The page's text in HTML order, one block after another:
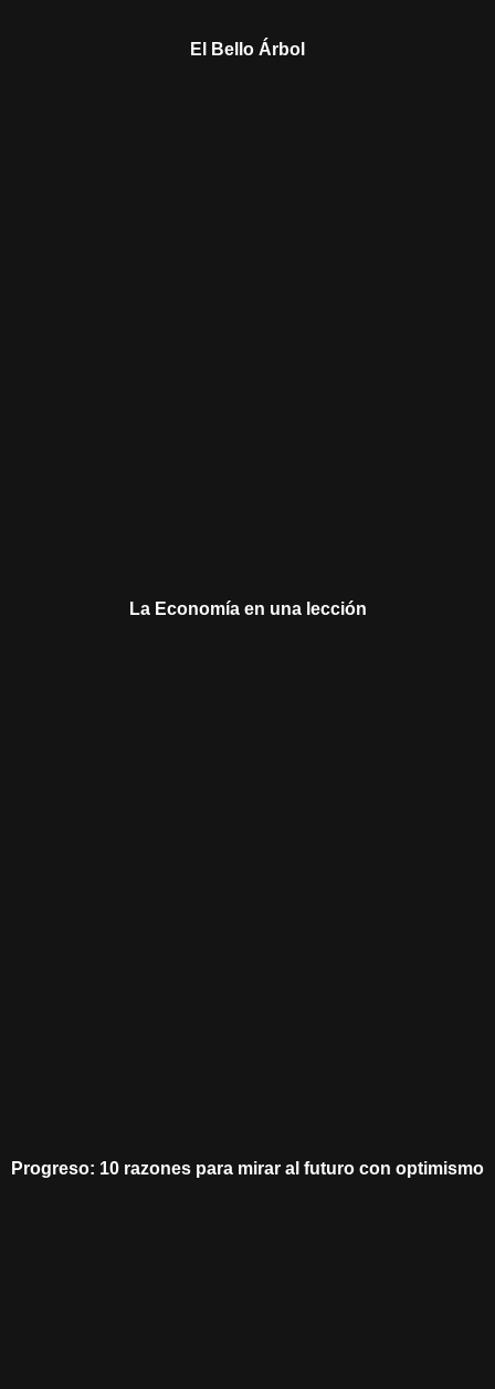
El Bello Árbol
La Economía en una lección
Progreso: 10 razones para mirar al futuro con optimismo